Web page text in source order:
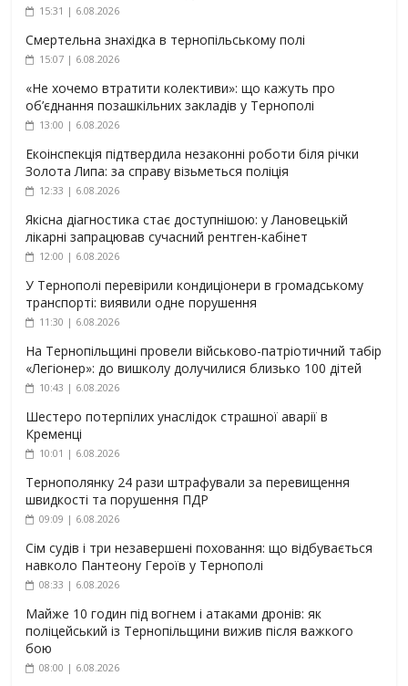
15:31 | 6.08.2026
Смертельна знахідка в тернопільському полі
15:07 | 6.08.2026
«Не хочемо втратити колективи»: що кажуть про
об’єднання позашкільних закладів у Тернополі
13:00 | 6.08.2026
Екоінспекція підтвердила незаконні роботи біля річки
Золота Липа: за справу візьметься поліція
12:33 | 6.08.2026
Якісна діагностика стає доступнішою: у Лановецькій
лікарні запрацював сучасний рентген-кабінет
12:00 | 6.08.2026
У Тернополі перевірили кондиціонери в громадському
транспорті: виявили одне порушення
11:30 | 6.08.2026
На Тернопільщині провели військово-патріотичний табір
«Легіонер»: до вишколу долучилися близько 100 дітей
10:43 | 6.08.2026
Шестеро потерпілих унаслідок страшної аварії в
Кременці
10:01 | 6.08.2026
Тернополянку 24 рази штрафували за перевищення
швидкості та порушення ПДР
09:09 | 6.08.2026
Сім судів і три незавершені поховання: що відбувається
навколо Пантеону Героїв у Тернополі
08:33 | 6.08.2026
Майже 10 годин під вогнем і атаками дронів: як
поліцейський із Тернопільщини вижив після важкого
бою
08:00 | 6.08.2026